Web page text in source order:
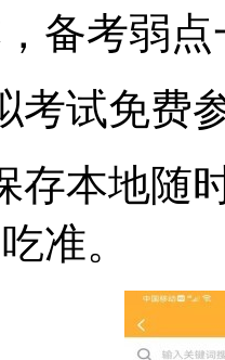
备考弱
考试免费
存本地随
准。